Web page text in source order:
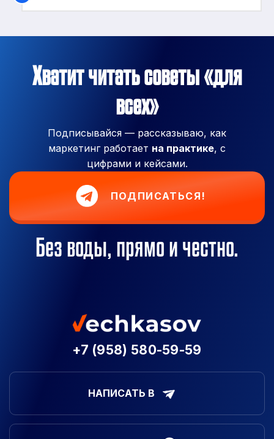
Хватит читать советы «для
всех»
Подписывайся — рассказываю, как
маркетинг работает на практике, с
цифрами и кейсами.
ПОДПИСАТЬСЯ!
Без воды, прямо и честно.
+7 (958) 580-59-59
НАПИСАТЬ В